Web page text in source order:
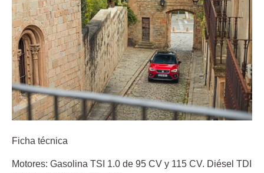
Ficha técnica
Motores: Gasolina TSI 1.0 de 95 CV y 115 CV. Diésel TDI